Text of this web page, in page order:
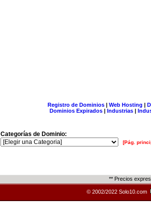
Registro de Dominios| Web Hosting |
Dominios Expirados | Industrias |
Categorías de Dominio:
[Pág.
** Precios
© 2002/2022 Solo10.com